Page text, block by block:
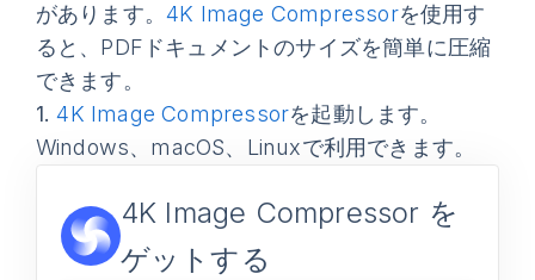
があります。4K Image Compressorを使用す
ると、PDFドキュメントのサイズを簡単に圧縮
できます。
1. 4K Image Compressorを起動します。
Windows、macOS、Linuxで利用できます。
4K Image Compressor を
ゲットする